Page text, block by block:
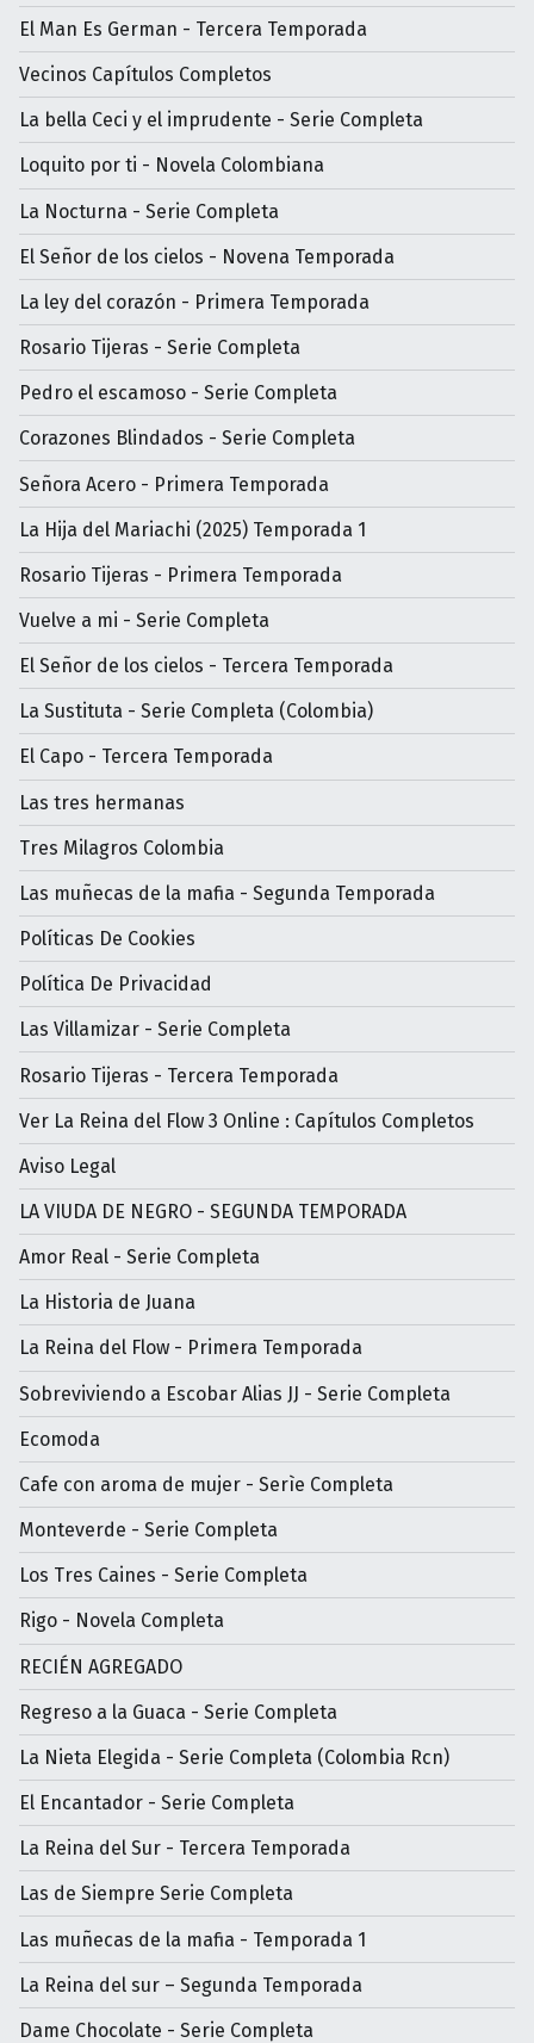
El Man Es German - Tercera Temporada
Vecinos Capítulos Completos
La bella Ceci y el imprudente - Serie Completa
Loquito por ti - Novela Colombiana
La Nocturna - Serie Completa
El Señor de los cielos - Novena Temporada
La ley del corazón - Primera Temporada
Rosario Tijeras - Serie Completa
Pedro el escamoso - Serie Completa
Corazones Blindados - Serie Completa
Señora Acero - Primera Temporada
La Hija del Mariachi (2025) Temporada 1
Rosario Tijeras - Primera Temporada
Vuelve a mi - Serie Completa
El Señor de los cielos - Tercera Temporada
La Sustituta - Serie Completa (Colombia)
El Capo - Tercera Temporada
Las tres hermanas
Tres Milagros Colombia
Las muñecas de la mafia - Segunda Temporada
Políticas De Cookies
Política De Privacidad
Las Villamizar - Serie Completa
Rosario Tijeras - Tercera Temporada
Ver La Reina del Flow 3 Online : Capítulos Completos
Aviso Legal
LA VIUDA DE NEGRO - SEGUNDA TEMPORADA
Amor Real - Serie Completa
La Historia de Juana
La Reina del Flow - Primera Temporada
Sobreviviendo a Escobar Alias JJ - Serie Completa
Ecomoda
Cafe con aroma de mujer - Serìe Completa
Monteverde - Serie Completa
Los Tres Caines - Serie Completa
Rigo - Novela Completa
RECIÉN AGREGADO
Regreso a la Guaca - Serie Completa
La Nieta Elegida - Serie Completa (Colombia Rcn)
El Encantador - Serie Completa
La Reina del Sur - Tercera Temporada
Las de Siempre Serie Completa
Las muñecas de la mafia - Temporada 1
La Reina del sur – Segunda Temporada
Dame Chocolate - Serie Completa